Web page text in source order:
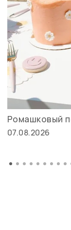
Ромашковый
07.08.2026